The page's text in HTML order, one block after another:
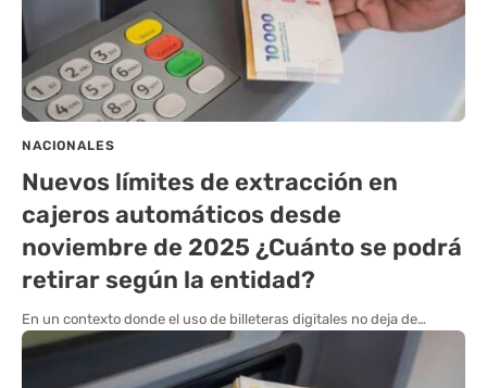
NACIONALES
Nuevos límites de extracción en
cajeros automáticos desde
noviembre de 2025 ¿Cuánto se podrá
retirar según la entidad?
En un contexto donde el uso de billeteras digitales no deja de…